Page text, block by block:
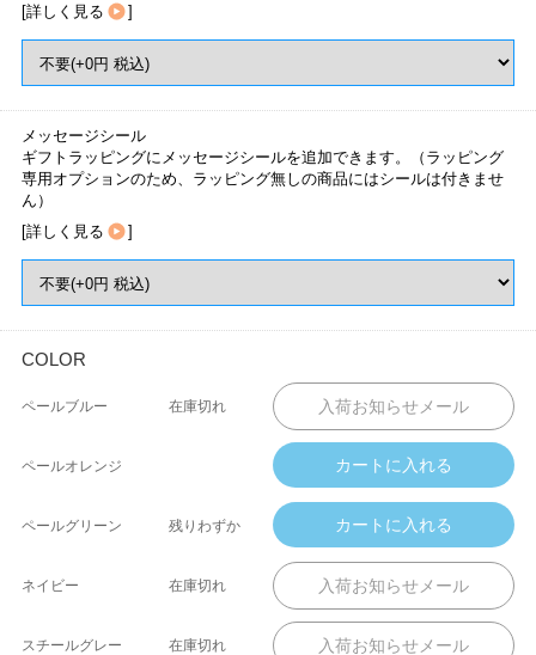
[詳しく見る ]
メッセージシール
ギフトラッピングにメッセージシールを追加できます。（ラッピング
専用オプションのため、ラッピング無しの商品にはシールは付きませ
ん）
[詳しく見る ]
COLOR
ペールブルー 在庫切れ
ペールオレンジ
ペールグリーン 残りわずか
ネイビー 在庫切れ
スチールグレー 在庫切れ